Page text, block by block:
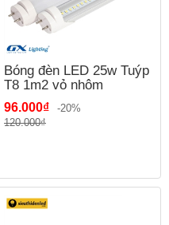
Bóng đèn LED 25w Tuýp
T8 1m2 vỏ nhôm
96.000₫
-20%
120.000₫